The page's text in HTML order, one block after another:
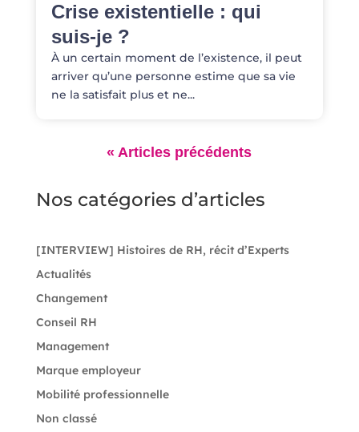
Crise existentielle : qui
suis-je ?
À un certain moment de l’existence, il peut
arriver qu’une personne estime que sa vie
ne la satisfait plus et ne...
Nos catégories d’articles
[INTERVIEW] Histoires de RH, récit d’Experts
Actualités
Changement
Conseil RH
Management
Marque employeur
Mobilité professionnelle
Non classé